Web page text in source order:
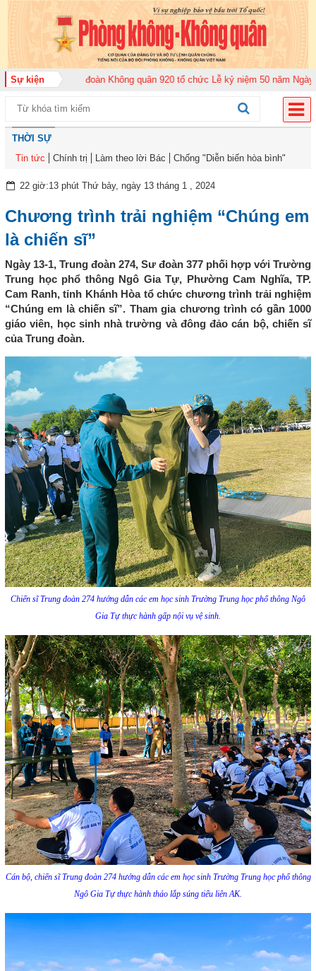
Sự kiện
2026 Trung đoàn Không quân 920 tổ chức Lễ kỷ niệm 50 năm Ngày
THỜI SỰ
Tin tức
Chính trị Làm theo lời Bác Chống "Diễn biến hòa bình"
22 giờ:13 phút Thứ bảy, ngày 13 tháng 1 , 2024
Chương trình trải nghiệm “Chúng em
là chiến sĩ”
Ngày 13-1, Trung đoàn 274, Sư đoàn 377 phối hợp với Trường
Trung học phổ thông Ngô Gia Tự, Phường Cam Nghĩa, TP.
Cam Ranh, tỉnh Khánh Hòa tổ chức chương trình trải nghiệm
“Chúng em là chiến sĩ”. Tham gia chương trình có gần 1000
giáo viên, học sinh nhà trường và đông đảo cán bộ, chiến sĩ
của Trung đoàn.
Chiến sĩ Trung đoàn 274 hướng dẫn các em học sinh Trường Trung học phổ thông Ngô
Gia Tự thực hành gấp nội vụ vệ sinh.
Cán bộ, chiến sĩ Trung đoàn 274 hướng dẫn các em học sinh Trường Trung học phổ thông
Ngô Gia Tự thực hành tháo lắp súng tiểu liên AK.